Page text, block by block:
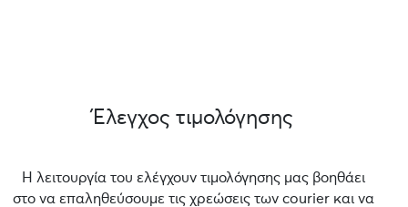
Έλεγχος τιμολόγησης
Η λειτουργία του ελέγχουν τιμολόγησης μας βοηθάει
στο να επαληθεύσουμε τις χρεώσεις των courier και να